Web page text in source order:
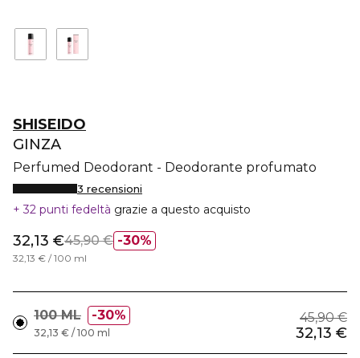
SHISEIDO
GINZA
Perfumed Deodorant - Deodorante profumato
3 recensioni
32 punti fedeltà grazie a questo acquisto
30%
32,13 €45,90 €
32,13 € / 100 ml
100 ML 30% 45,90 €
32,13 €
32,13 € / 100 ml